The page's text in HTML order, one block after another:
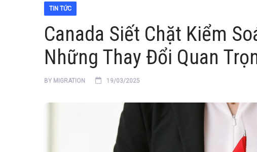
TIN TỨC
Canada Siết Chặt Kiểm
Những Thay Đổi Quan
BY MIGRATION 19/03/2025